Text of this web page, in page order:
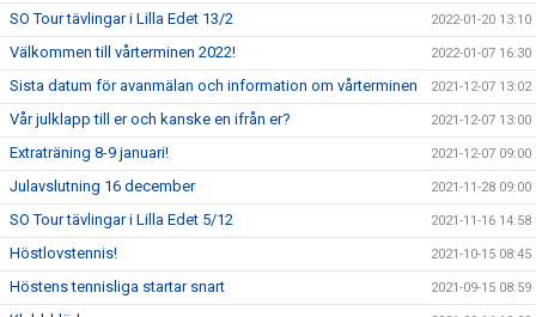
SO Tour tävlingar i Lilla Edet 13/2 2022-01-20 13:10
Välkommen till vårterminen 2022! 2022-01-07 16:30
Sista datum för avanmälan och information om vårterminen 2021-12-07 13:02
Vår julklapp till er och kanske en ifrån er? 2021-12-07 13:00
Extraträning 8-9 januari! 2021-12-07 09:00
Julavslutning 16 december 2021-11-28 09:00
SO Tour tävlingar i Lilla Edet 5/12 2021-11-16 14:58
Höstlovstennis! 2021-10-15 08:45
Höstens tennisliga startar snart 2021-09-15 08:59